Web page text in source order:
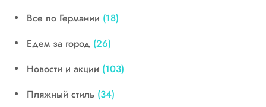
Все по Германии (18)
Едем за город (26)
Новости и акции (103)
Пляжный стиль (34)